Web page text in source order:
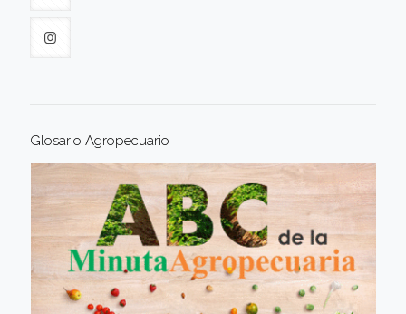
Glosario Agropecuario